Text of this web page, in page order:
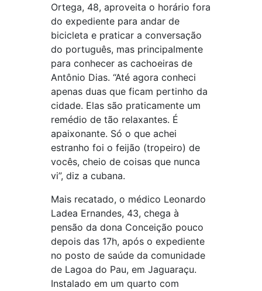
Ortega, 48, aproveita o horário fora
do expediente para andar de
bicicleta e praticar a conversação
do português, mas principalmente
para conhecer as cachoeiras de
Antônio Dias. “Até agora conheci
apenas duas que ficam pertinho da
cidade. Elas são praticamente um
remédio de tão relaxantes. É
apaixonante. Só o que achei
estranho foi o feijão (tropeiro) de
vocês, cheio de coisas que nunca
vi”, diz a cubana.
Mais recatado, o médico Leonardo
Ladea Ernandes, 43, chega à
pensão da dona Conceição pouco
depois das 17h, após o expediente
no posto de saúde da comunidade
de Lagoa do Pau, em Jaguaraçu.
Instalado em um quarto com